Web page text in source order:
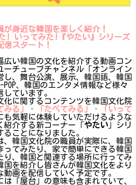
が身近な韓国を楽しく紹介！
! いってみた!『やたい』シリーズ
信スタート！
広い韓国の文化を紹介する動画コン
ーチューブチャンネル「オンライン
し、舞台公演、展示、韓国語、韓国
、韓国のエンタメ情報など様々
ています。
化に関するコンテンツを韓国文化院
みる」・「たべてみる」・「いって
も気軽に体験していただけるような
介する新コーナー「やたい 」シリ
ことになりました。
、韓国文化院の職員が実際に、韓国
ってみたり、家で簡単にできる韓国
り、韓国と関連する場所に行ってみ
国を紹介し皆さんが韓国文化をより
画を配信していく予定です。
は「屋台」の意味も含まれていて、